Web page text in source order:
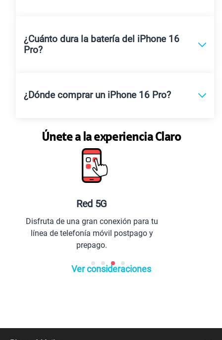
¿Cuánto dura la batería del iPhone 16
Pro?
¿Dónde comprar un iPhone 16 Pro?
Únete a la experiencia Claro
Planes especiales para ti
Comunícate con todo el Perú y el
extranjero.
Ver consideraciones